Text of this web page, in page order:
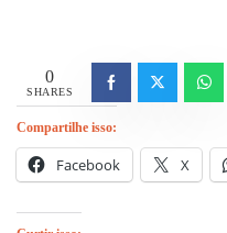
0
SHARES
Compartilhe isso:
Facebook X